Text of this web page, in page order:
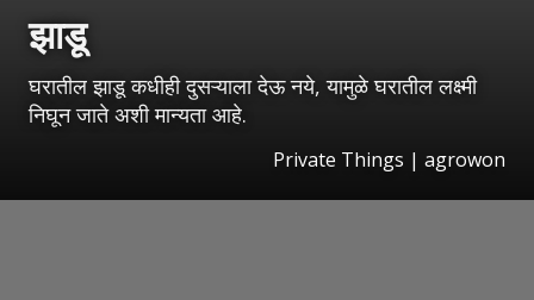
झाडू
घरातील झाडू कधीही दुसऱ्याला देऊ नये, यामुळे घरातील लक्ष्मी
निघून जाते अशी मान्यता आहे.
Private Things | agrowon